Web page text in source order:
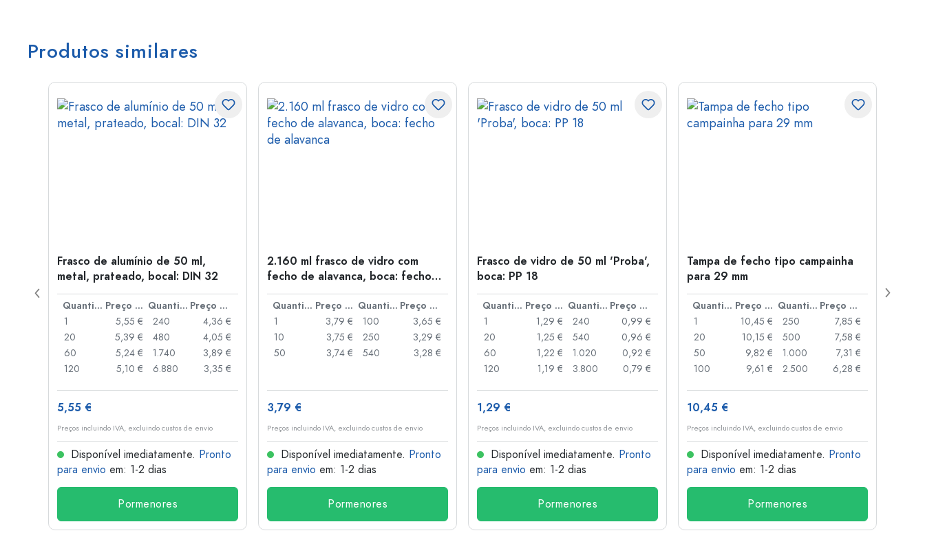
Produtos similares
Frasco de alumínio de 50 ml,
metal, prateado, bocal: DIN 32
Quantidade Preço por peça Quantidade
Preço por peça
1
5,55 €
20
5,39 €
60
5,24 €
120
5,10 €
240
4,36 €
480
4,05 €
1.740
3,89 €
6.880
3,35 €
5,55 €
Preços incluindo IVA, excluindo custos de envio
Disponível imediatamente. Pronto
para envio em: 1-2 dias
Pormenores
2.160 ml frasco de vidro com
fecho de alavanca, boca: fecho
de alavanca
Quantidade Preço por peça Quantidade
Preço por peça
1
3,79 €
10
3,75 €
50
3,74 €
100
3,65 €
250
3,29 €
540
3,28 €
3,79 €
Preços incluindo IVA, excluindo custos de envio
Disponível imediatamente. Pronto
para envio em: 1-2 dias
Pormenores
Frasco de vidro de 50 ml 'Proba',
boca: PP 18
Quantidade Preço por peça Quantidade
Preço por peça
1
1,29 €
20
1,25 €
60
1,22 €
120
1,19 €
240
0,99 €
540
0,96 €
1.020
0,92 €
3.800
0,79 €
1,29 €
Preços incluindo IVA, excluindo custos de envio
Disponível imediatamente. Pronto
para envio em: 1-2 dias
Pormenores
Tampa de fecho tipo campainha
para 29 mm
Quantidade Preço por peça Quantidade
Preço por peça
1
10,45 €
20
10,15 €
50
9,82 €
100
9,61 €
250
7,85 €
500
7,58 €
1.000
7,31 €
2.500
6,28 €
10,45 €
Preços incluindo IVA, excluindo custos de envio
Disponível imediatamente. Pronto
para envio em: 1-2 dias
Pormenores